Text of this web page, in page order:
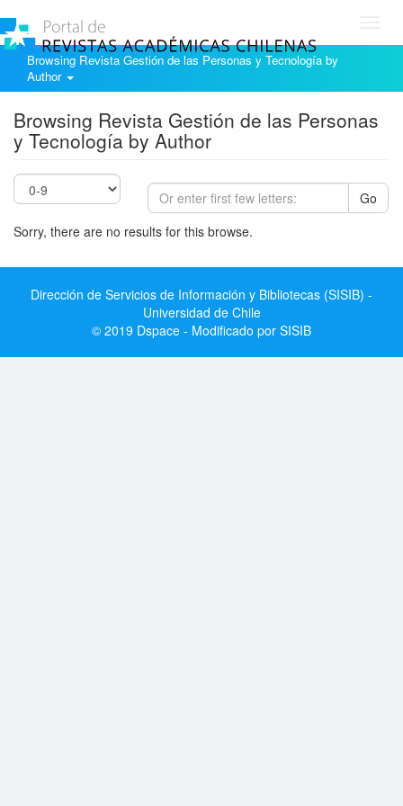
Browsing Revista Gestión de las Personas y Tecnología by
Author
Browsing Revista Gestión de las Personas
y Tecnología by Author
Go
Sorry, there are no results for this browse.
Dirección de Servicios de Información y Bibliotecas (SISIB) -
Universidad de Chile
© 2019 Dspace - Modificado por SISIB